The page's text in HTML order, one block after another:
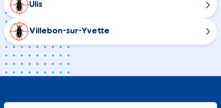
Ulis
Villebon-sur-Yvette